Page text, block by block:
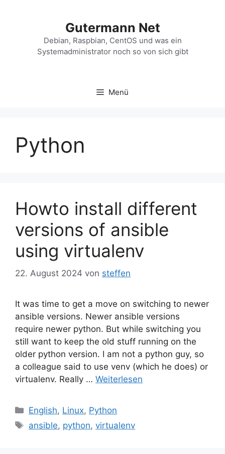
Gutermann Net
Debian, Raspbian, CentOS und was ein
Systemadministrator noch so von sich gibt
Menü
Python
Howto install different
versions of ansible
using virtualenv
22. August 2024 von steffen
It was time to get a move on switching to newer
ansible versions. Newer ansible versions
require newer python. But while switching you
still want to keep the old stuff running on the
older python version. I am not a python guy, so
a colleague said to use venv (which he does) or
virtualenv. Really … Weiterlesen
Kategorien
English, Linux, Python
Schlagwörter
ansible, python,virtualenv